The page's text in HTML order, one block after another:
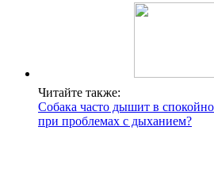
Читайте также:
Собака часто дышит в
при проблемах с дыханием?